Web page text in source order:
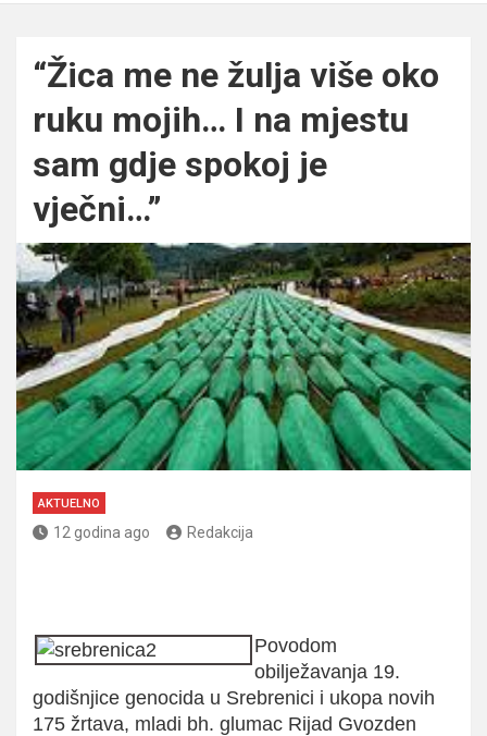
“Žica me ne žulja više oko
ruku mojih… I na mjestu
sam gdje spokoj je
vječni…”
AKTUELNO
12 godina ago Redakcija
Povodom
obilježavanja 19.
godišnjice genocida u Srebrenici i ukopa novih
175 žrtava, mladi bh. glumac Rijad Gvozden